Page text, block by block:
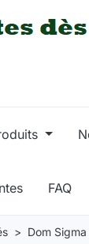
FAQ
Dom Sigma